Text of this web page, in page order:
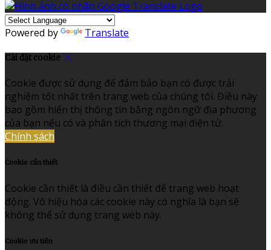
Powered by Translate
Cài đặt cookie
Cookie được sử dụng để đảm bảo bạn có được trải
nghiệm tốt nhất trên trang web của chúng tôi. Điều này
bao gồm hiển thị thông tin bằng ngôn ngữ địa phương
của bạn nếu có và phân tích thương mại điện tử.
Chính sách
Cookie cần thiết
Cookie cần thiết là điều cần thiết để trang web hoạt
động. Vô hiệu hóa các cookie này có nghĩa là bạn sẽ
không thể sử dụng trang web này.
Cookie ưu tiên